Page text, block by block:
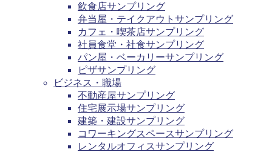
飲食店サンプリング
弁当屋・テイクアウトサンプリング
カフェ・喫茶店サンプリング
社員食堂・社食サンプリング
パン屋・ベーカリーサンプリング
ピザサンプリング
ビジネス・職場
不動産屋サンプリング
住宅展示場サンプリング
建築・建設サンプリング
コワーキングスペースサンプリング
レンタルオフィスサンプリング